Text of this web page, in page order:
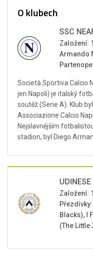
O klubech
SSC
Založení:
Armando
Società Sportiva Calcio
jen Napoli) je italský
soutěž (Serie A). Klub
Associazione Calcio
Nejslavnějším
stadion, byl Diego
Založení:
Blacks), I
(The Little